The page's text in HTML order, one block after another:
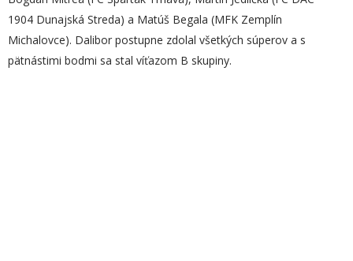
1904 Dunajská Streda) a Matúš Begala (MFK Zemplín
Michalovce). Dalibor postupne zdolal všetkých súperov a s
pätnástimi bodmi sa stal víťazom B skupiny.